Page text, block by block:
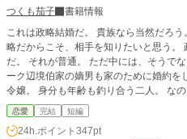
つくも茄子
書籍情報
これは政略結婚だ。 貴族なら当然だろ
略だからこそ、相手を知りたいと思う。
だ。 それが普通。 ただ中には、そうでない者もいる。 アル
ーク辺境伯家の嫡男も家のために婚約
令嬢。 身分も年齢も釣り合う二人。 な
い。 ソフィア本人は、極めて貴族令嬢ら
が。 これはどうもアルスラーンの思い違
恋愛 完結 短編
24h.ポイント 347pt